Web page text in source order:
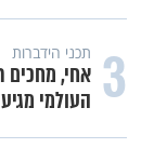
3 תכני הידברות
אחי, מחכים
העולמי